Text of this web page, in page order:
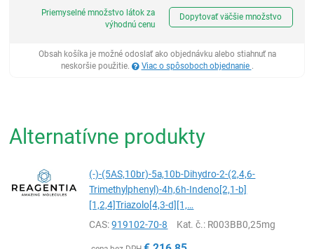
Priemyselné množstvo látok za
výhodnú cenu
Dopytovať väčšie množstvo
Obsah košíka je možné odoslať ako objednávku alebo stiahnuť na
neskoršie použitie.
Viac o spôsoboch objednanie .
Alternatívne produkty
(-)-(5AS,10br)-5a,10b-Dihydro-2-(2,4,6-
Trimethylphenyl)-4h,6h-Indeno[2,1-b]
[1,2,4]Triazolo[4,3-d][1,…
CAS:919102-70-8 Kat. č.: R003BB0,25mg